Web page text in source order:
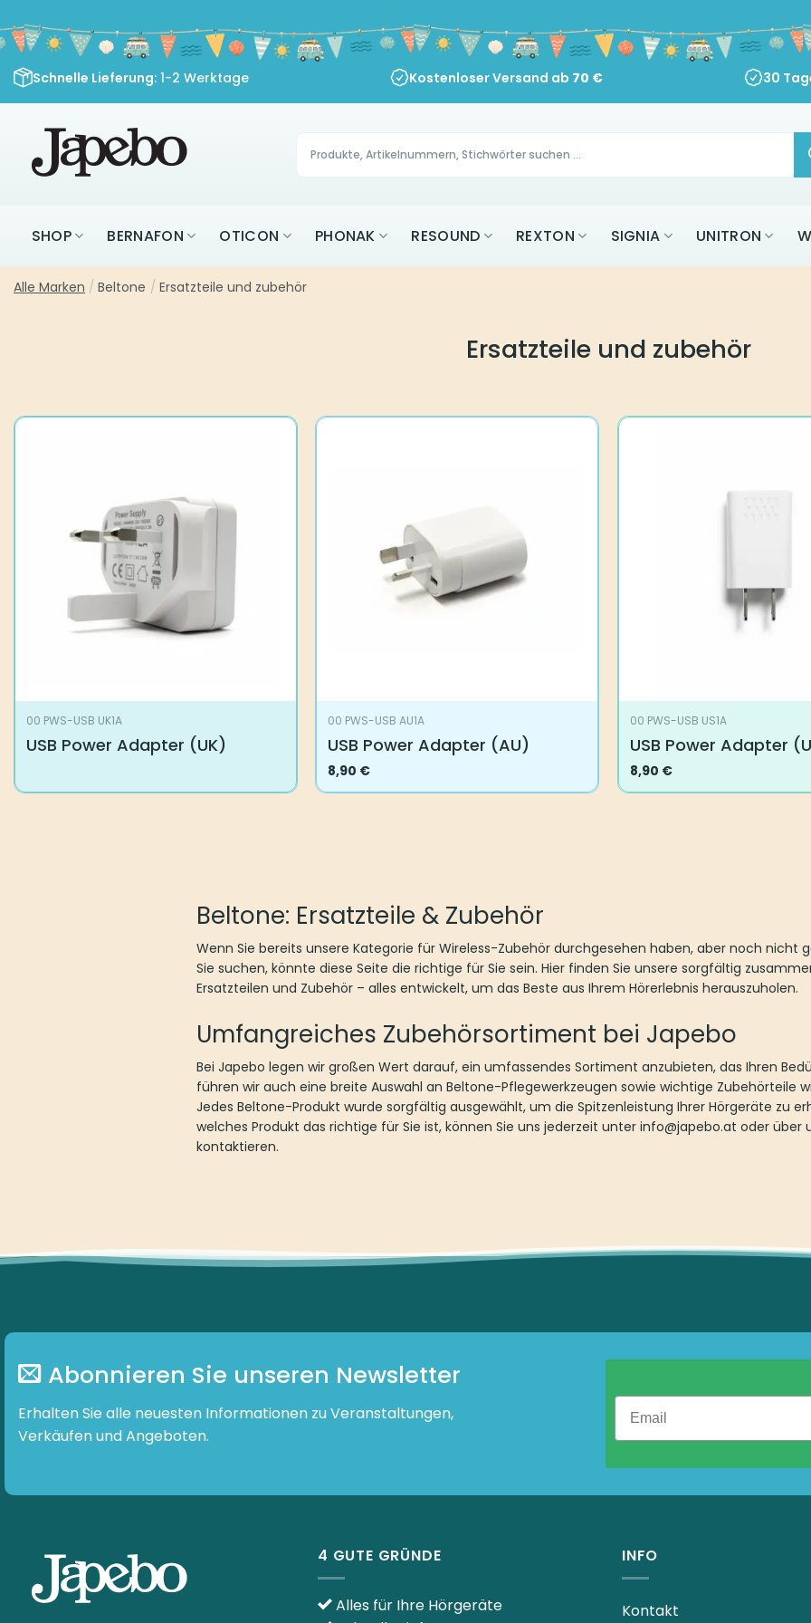
Inhalt
springen
Schnelle Lieferung: 1-2 Werktage Kostenloser Versand ab 70 € 30
Products
search
SHOP BERNAFON OTICON PHONAK RESOUND REXTON SIGNIA UNITRON
Alle Marken / Beltone / Ersatzteile und zubehör
Ersatzteile und zubehör
00 PWS-USB UK1A
USB Power Adapter (UK)
00 PWS-USB AU1A
USB Power Adapter (AU)
8,90 €
00 PWS-USB US1A
USB Power Adapter
8,90 €
Beltone: Ersatzteile & Zubehör
Wenn Sie bereits unsere Kategorie für Wireless-Zubehör durchgesehen haben, aber noch nicht
Sie suchen, könnte diese Seite die richtige für Sie sein. Hier finden Sie unsere sorgfältig
Ersatzteilen und Zubehör – alles entwickelt, um das Beste aus Ihrem Hörerlebnis herauszuholen.
Umfangreiches Zubehörsortiment bei Japebo
Bei Japebo legen wir großen Wert darauf, ein umfassendes Sortiment anzubieten, das Ihren
führen wir auch eine breite Auswahl an Beltone-Pflegewerkzeugen sowie wichtige Zubehörteile
Jedes Beltone-Produkt wurde sorgfältig ausgewählt, um die Spitzenleistung Ihrer Hörgeräte zu
welches Produkt das richtige für Sie ist, können Sie uns jederzeit unter info@japebo.at oder
kontaktieren.
Abonnieren Sie unseren Newsletter
Erhalten Sie alle neuesten Informationen zu Veranstaltungen,
Verkäufen und Angeboten.
4 GUTE GRÜNDE
Alles für Ihre Hörgeräte
INFO
Kontakt